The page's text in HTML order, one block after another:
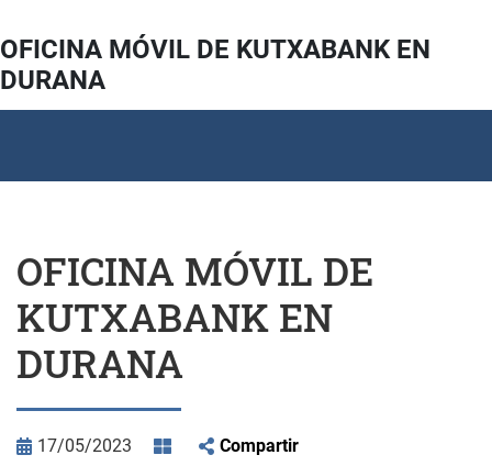
OFICINA MÓVIL DE KUTXABANK EN
DURANA
OFICINA MÓVIL DE
KUTXABANK EN
DURANA
17/05/2023 Compartir